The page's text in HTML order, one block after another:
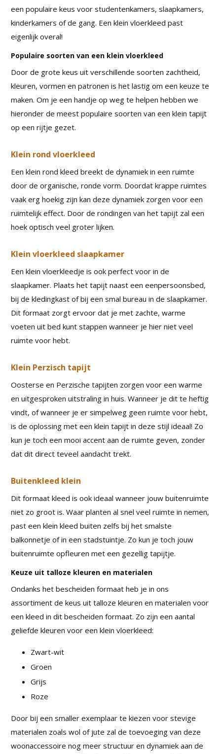
een populaire keus voor studentenkamers, slaapkamers,
kinderkamers of de gang. Een klein vloerkleed past
eigenlijk overal!
Populaire soorten van een klein vloerkleed
Door de grote keus uit verschillende soorten zachtheid,
kleuren, vormen en patronen is het lastig om een keuze te
maken. Om je een handje op weg te helpen hebben we
hieronder de meest populaire soorten van een klein tapijt
op een rijtje gezet.
Klein rond vloerkleed
Een klein rond kleed breekt de dynamiek in een ruimte
door de organische, ronde vorm. Doordat krappe ruimtes
vaak erg hoekig zijn kan deze dynamiek zorgen voor een
ruimtelijk effect. Door de rondingen van het tapijt zal een
hoek optisch veel groter lijken.
Klein vloerkleed slaapkamer
Een klein vloerkleedje is ook perfect voor in de
slaapkamer. Plaats het tapijt naast een eenpersoonsbed,
bij de kledingkast of bij een smal bureau in de slaapkamer.
Dit formaat zorgt ervoor dat je met zachte, warme
voeten uit bed kunt stappen wanneer je hier niet veel
ruimte voor hebt.
Klein Perzisch tapijt
Oosterse en Perzische tapijten zorgen voor een warme
en uitgesproken uitstraling in huis. Wanneer je dit te heftig
vindt, of wanneer je er simpelweg geen ruimte voor hebt,
is de oplossing met een klein tapijt in deze stijl ideaal! Zo
kun je toch een mooi accent aan de ruimte geven, zonder
dat dit direct teveel aandacht trekt.
Buitenkleed klein
Dit formaat kleed is ook ideaal wanneer jouw buitenruimte
niet zo groot is. Waar planten al snel veel ruimte in nemen,
past een klein kleed buiten zelfs bij het smalste
balkonnetje of in een stadstuintje. Zo kun je toch jouw
buitenruimte opfleuren met een gezellig tapijtje.
Keuze uit talloze kleuren en materialen
Ondanks het bescheiden formaat heb je in ons
assortiment de keus uit talloze kleuren en materialen voor
een kleed in dit bescheiden formaat. Zo zijn een aantal
geliefde kleuren voor een klein vloerkleed:
Zwart-wit
Groen
Grijs
Roze
Door bij een smaller exemplaar te kiezen voor stevige
materialen zoals wol of jute zal de toevoeging van deze
woonaccessoire nog meer structuur en dynamiek aan de